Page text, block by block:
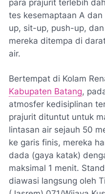
para prajurit terlebih
tes kesemaptaan A
up, sit-up, push-up, dan
mereka ditempa di
air.
Bertempat di Kolam
Kabupaten Batang,
atmosfer kedisiplinan
prajurit dituntut untuk
lintasan air sejauh 50
ke garis finis, mereka
dada (gaya katak)
maksimal 1 menit.
diawasi langsung oleh